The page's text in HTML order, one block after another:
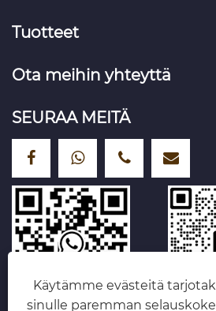
Tuotteet
Ota meihin yhteyttä
SEURAA MEITÄ
Käytämme evästeitä
sinulle paremman